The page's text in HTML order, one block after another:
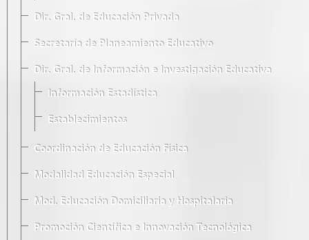
Dir. Gral. de Educación Privada
Secretaría de Planeamiento Educativo
Dir. Gral. de Información e Investigación Educativa
Información Estadística
Establecimientos
Coordinación de Educación Física
Modalidad Educación Especial
Mod. Educación Domiciliaria y Hospitalaria
Promoción Científica e Innovación Tecnológica